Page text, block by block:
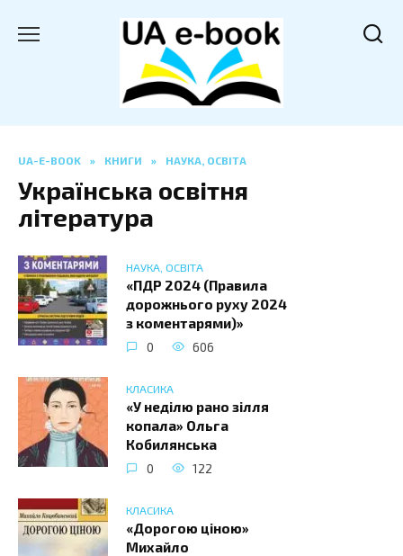
UA-E-BOOK » КНИГИ » НАУКА, ОСВІТА
Українська освітня
література
НАУКА, ОСВІТА
«ПДР 2024 (Правила
дорожнього руху 2024
з коментарями)»
0 606
КЛАСИКА
«У неділю рано зілля
копала» Ольга
Кобилянська
0 122
КЛАСИКА
«Дорогою ціною»
Михайло